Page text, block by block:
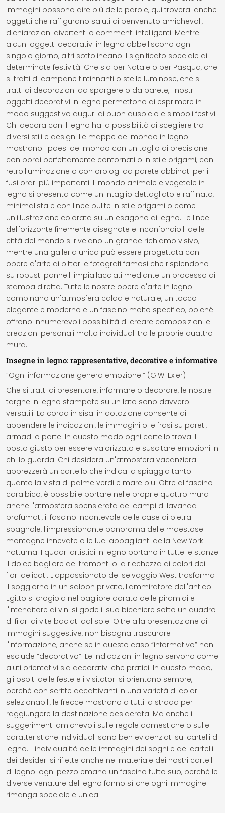
immagini possono dire più delle parole, qui troverai anche
oggetti che raffigurano saluti di benvenuto amichevoli,
dichiarazioni divertenti o commenti intelligenti. Mentre
alcuni oggetti decorativi in legno abbelliscono ogni
singolo giorno, altri sottolineano il significato speciale di
determinate festività. Che sia per Natale o per Pasqua, che
si tratti di campane tintinnanti o stelle luminose, che si
tratti di decorazioni da spargere o da parete, i nostri
oggetti decorativi in legno permettono di esprimere in
modo suggestivo auguri di buon auspicio e simboli festivi.
Chi decora con il legno ha la possibilità di scegliere tra
diversi stili e design. Le mappe del mondo in legno
mostrano i paesi del mondo con un taglio di precisione
con bordi perfettamente contornati o in stile origami, con
retroilluminazione o con orologi da parete abbinati per i
fusi orari più importanti. Il mondo animale e vegetale in
legno si presenta come un intaglio dettagliato e raffinato,
minimalista e con linee pulite in stile origami o come
un'illustrazione colorata su un esagono di legno. Le linee
dell'orizzonte finemente disegnate e inconfondibili delle
città del mondo si rivelano un grande richiamo visivo,
mentre una galleria unica può essere progettata con
opere d'arte di pittori e fotografi famosi che risplendono
su robusti pannelli impiallacciati mediante un processo di
stampa diretta. Tutte le nostre opere d'arte in legno
combinano un'atmosfera calda e naturale, un tocco
elegante e moderno e un fascino molto specifico, poiché
offrono innumerevoli possibilità di creare composizioni e
creazioni personali molto individuali tra le proprie quattro
mura.
Insegne in legno: rappresentative, decorative e informative
“Ogni informazione genera emozione.” (G.W. Exler)
Che si tratti di presentare, informare o decorare, le nostre
targhe in legno stampate su un lato sono davvero
versatili. La corda in sisal in dotazione consente di
appendere le indicazioni, le immagini o le frasi su pareti,
armadi o porte. In questo modo ogni cartello trova il
posto giusto per essere valorizzato e suscitare emozioni in
chi lo guarda. Chi desidera un'atmosfera vacanziera
apprezzerà un cartello che indica la spiaggia tanto
quanto la vista di palme verdi e mare blu. Oltre al fascino
caraibico, è possibile portare nelle proprie quattro mura
anche l'atmosfera spensierata dei campi di lavanda
profumati, il fascino incantevole delle case di pietra
spagnole, l'impressionante panorama delle maestose
montagne innevate o le luci abbaglianti della New York
notturna. I quadri artistici in legno portano in tutte le stanze
il dolce bagliore dei tramonti o la ricchezza di colori dei
fiori delicati. L'appassionato del selvaggio West trasforma
il soggiorno in un saloon privato, l'ammiratore dell'antico
Egitto si crogiola nel bagliore dorato delle piramidi e
l'intenditore di vini si gode il suo bicchiere sotto un quadro
di filari di vite baciati dal sole. Oltre alla presentazione di
immagini suggestive, non bisogna trascurare
l'informazione, anche se in questo caso “informativo” non
esclude “decorativo”. Le indicazioni in legno servono come
aiuti orientativi sia decorativi che pratici. In questo modo,
gli ospiti delle feste e i visitatori si orientano sempre,
perché con scritte accattivanti in una varietà di colori
selezionabili, le frecce mostrano a tutti la strada per
raggiungere la destinazione desiderata. Ma anche i
suggerimenti amichevoli sulle regole domestiche o sulle
caratteristiche individuali sono ben evidenziati sui cartelli di
legno. L'individualità delle immagini dei sogni e dei cartelli
dei desideri si riflette anche nel materiale dei nostri cartelli
di legno: ogni pezzo emana un fascino tutto suo, perché le
diverse venature del legno fanno sì che ogni immagine
rimanga speciale e unica.